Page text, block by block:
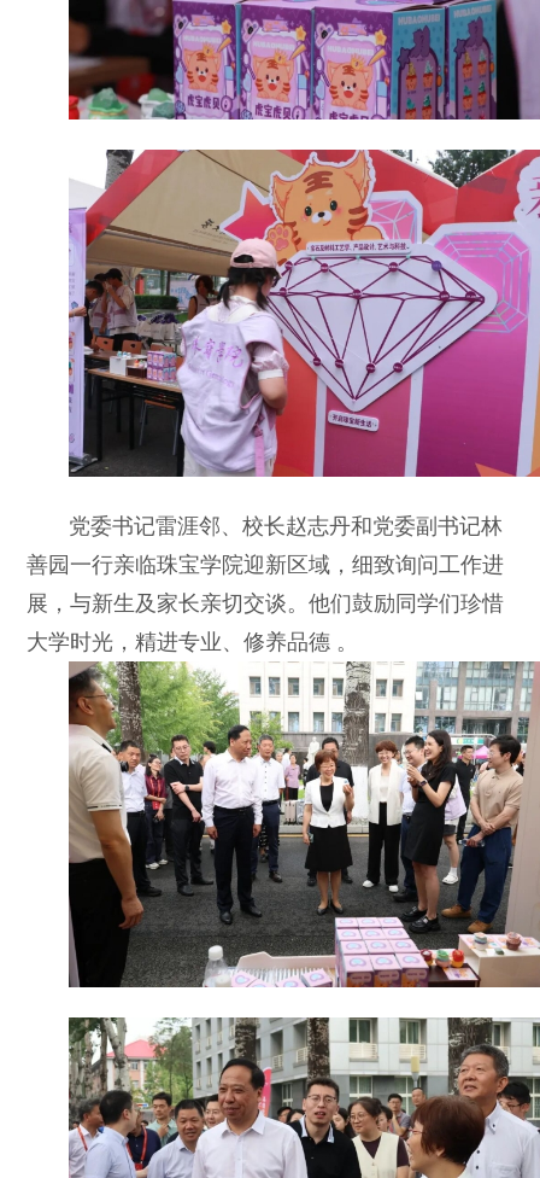
党委书记雷涯邻、校长赵志丹和党委副书记林
善园一行亲临珠宝学院迎新区域，细致询问⼯作进
展，与新⽣及家⻓亲切交谈。他们⿎励同学们珍惜
⼤学时光，精进专业、修养品德 。